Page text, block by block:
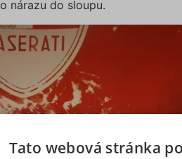
nárazu do sloupu.
Tato webová stránka